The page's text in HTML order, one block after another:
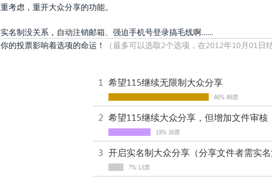
重考虑，重开大众分享的功能。
实名制没关系，自动注销邮箱、强迫手机号登录搞毛线啊……
你的投票影响着选项的命运！
（最多可以选取2个选项，在2012年10月01日
1 希望115继续无限制大众分享
46% 86票
2 希望115继续大众分享，但增加文件审核
19% 36票
3 开启实名制大众分享（分享文件者需实名
7% 13票